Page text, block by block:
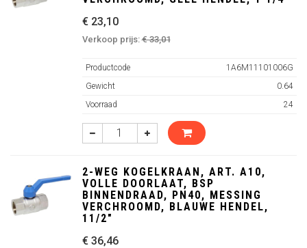
€ 23,10
Verkoop prijs:€ 33,01
Productcode
1A6M11101006G
Gewicht
0.64
Voorraad
24
2-WEG KOGELKRAAN, ART. A10,
VOLLE DOORLAAT, BSP
BINNENDRAAD, PN40, MESSING
VERCHROOMD, BLAUWE HENDEL,
11/2"
€ 36,46